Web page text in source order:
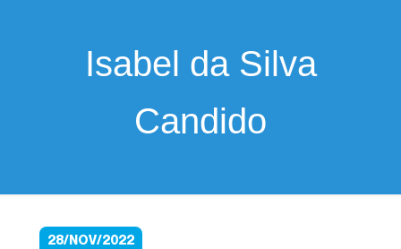
Isabel da Silva
Candido
28/NOV/2022